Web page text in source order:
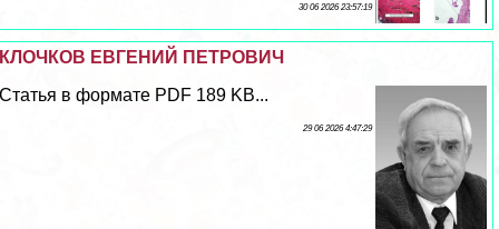
30 06 2026 23:57:19
КЛОЧКОВ ЕВГЕНИЙ ПЕТРОВИЧ
Статья в формате PDF 189 KB...
29 06 2026 4:47:29